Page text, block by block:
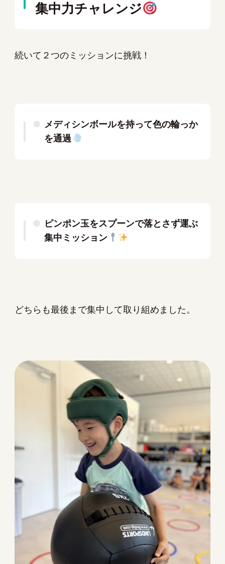
集中力チャレンジ
続いて２つのミッションに挑戦！
メディシンボールを持って色の輪っか
を通過
ピンポン玉をスプーンで落とさず運ぶ
集中ミッション
どちらも最後まで集中して取り組めました。